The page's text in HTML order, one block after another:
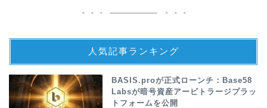
人気記事ランキング
BASIS.proが正式ローンチ：Base58
Labsが暗号資産アービトラージプラッ
トフォームを公開